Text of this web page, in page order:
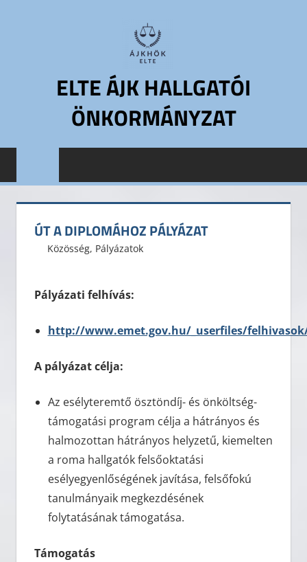
ELTE ÁJK HALLGATÓI
ÖNKORMÁNYZAT
Jogtudományi
Hallgatói
Önkormányzat
ÚT A DIPLOMÁHOZ PÁLYÁZAT
2013. november 27.
ELTE ÁJK HÖK
Közösség, Pályázatok
Pályázati felhívás:
http://www.emet.gov.hu/_userfiles/
A pályázat célja:
Az esélyteremtő ösztöndíj- és önköltség-
támogatási program célja a hátrányos és
halmozottan hátrányos helyzetű, kiemelten
a roma hallgatók felsőoktatási
esélyegyenlőségének javítása, felsőfokú
tanulmányaik megkezdésének
folytatásának támogatása.
Támogatás